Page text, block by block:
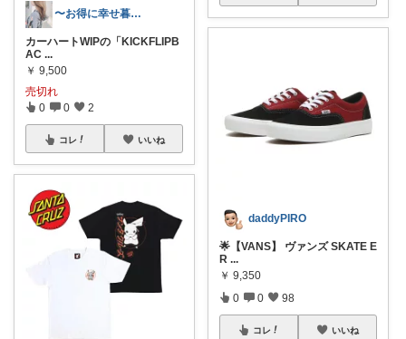
〜お得に幸せ暮らし〜
カーハートWIPの「KICKFLIPB
AC ...
￥ 9,500
売切れ
0 0 2
コレ いいね
daddyPIRO
🌟【VANS】 ヴァンズ SKATE E
R ...
￥ 9,350
0 0 98
コレ いいね